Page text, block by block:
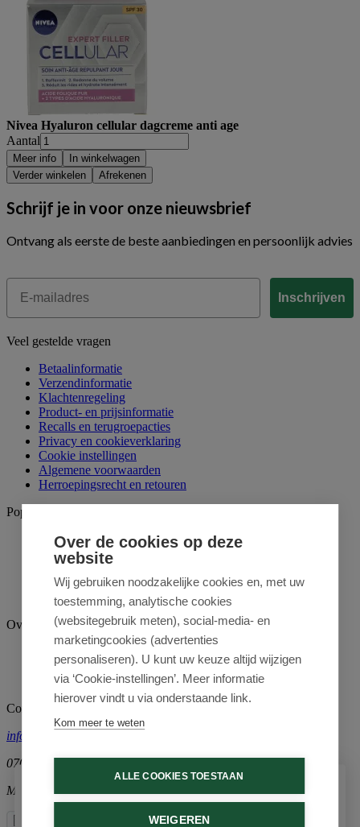
Nivea Hyaluron cellular dagcreme anti age
Aantal
Meer info
In winkelwagen
Verder winkelen
Afrekenen
Schrijf je in voor onze nieuwsbrief
Ontvang als eerste de beste aanbiedingen en persoonlijk advies
Email
Inschrijven
Veel gestelde vragen
Betaalinformatie
Verzendinformatie
Klachtenregeling
Product- en prijsinformatie
Recalls en terugroepacties
Privacy en cookieverklaring
Cookie instellingen
Algemene voorwaarden
Herroepingsrecht en retouren
Populaire merken
Attends
Accu-Chek
Depend
Fagron
Nutricia
Over ons
Bedrijfsgegevens
Blogs
Contact
info@medimart.nl
070-4271302
Ma-Vr 10:00-12:00
Over de cookies op deze
website
Wij gebruiken noodzakelijke cookies en, met uw
toestemming, analytische cookies
(websitegebruik meten), social-media- en
marketingcookies (advertenties
personaliseren). U kunt uw keuze altijd wijzigen
via ‘Cookie-instellingen’. Meer informatie
hierover vindt u via onderstaande link.
Kom meer te weten
ALLE COOKIES TOESTAAN
WEIGEREN
Schrijf je in voor onze nieuwsbrief